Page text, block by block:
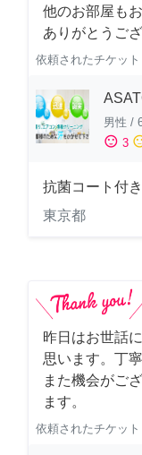
他のお部屋も
ありがとうご
依頼されたチケット
男性 /
sentiment_satisfied 3
抗菌コート付
東京都
昨日はお世話
思います。丁
また機会がご
ます。
依頼されたチケット